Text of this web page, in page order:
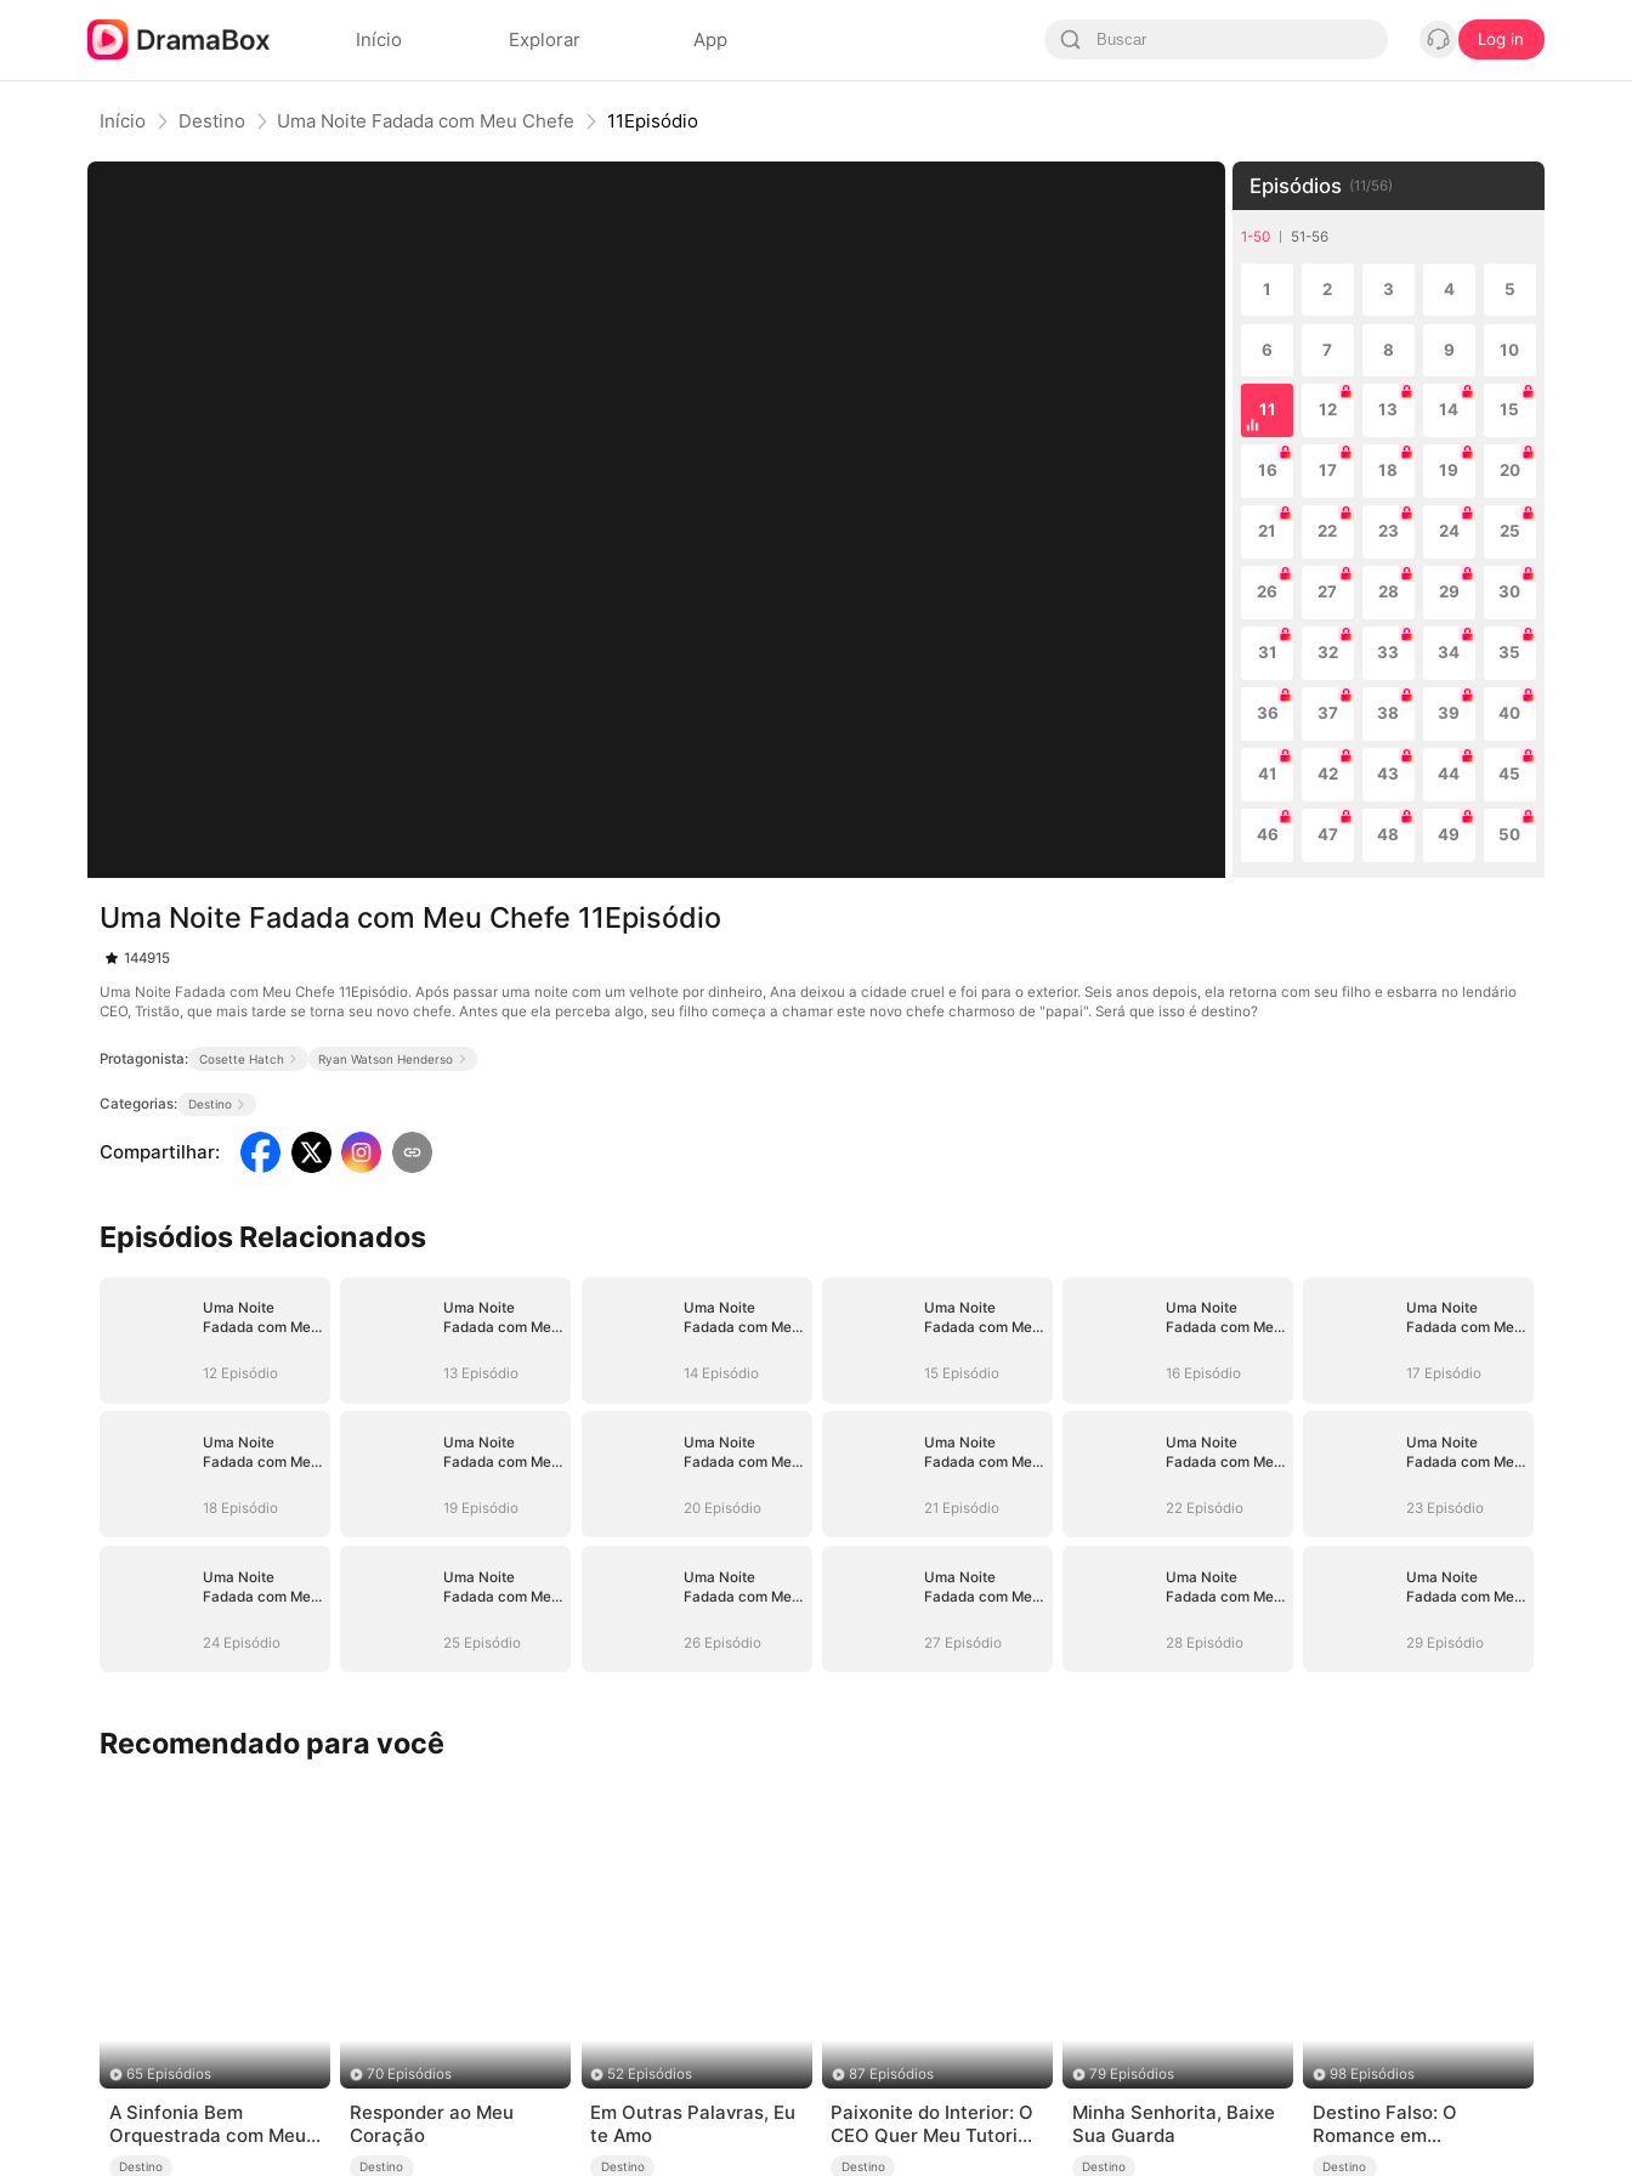
Início Explorar App Log in
Início Destino Uma Noite Fadada com Meu Chefe 11Episódio
Episódios (11/56)
1-50 51-56
1 2 3 4 5
6 7 8 9 10
11 12 13 14 15
16 17 18 19 20
21 22 23 24 25
26 27 28 29 30
31 32 33 34 35
36 37 38 39 40
41 42 43 44 45
46 47 48 49 50
Uma Noite Fadada com Meu Chefe 11Episódio
144915
Uma Noite Fadada com Meu Chefe 11Episódio. Após passar uma noite com um velhote por dinheiro, Ana deixou a cidade cruel e foi para o exterior. Seis anos depois, ela retorna com seu filho e esbarra no lendário
CEO, Tristão, que mais tarde se torna seu novo chefe. Antes que ela perceba algo, seu filho começa a chamar este novo chefe charmoso de "papai". Será que isso é destino?
Protagonista: Cosette Hatch Ryan Watson Henderso
Categorias: Destino
Compartilhar:
Episódios Relacionados
Uma Noite
Fadada com Meu
12 Episódio
Uma Noite
Fadada com Meu
13 Episódio
Uma Noite
Fadada com Meu
14 Episódio
Uma Noite
Fadada com Meu
15 Episódio
Uma Noite
Fadada com Meu
16 Episódio
Uma Noite
Fadada com Meu
17 Episódio
Uma Noite
Fadada com Meu
18 Episódio
Uma Noite
Fadada com Meu
19 Episódio
Uma Noite
Fadada com Meu
20 Episódio
Uma Noite
Fadada com Meu
21 Episódio
Uma Noite
Fadada com Meu
22 Episódio
Uma Noite
Fadada com Meu
23 Episódio
Uma Noite
Fadada com Meu
24 Episódio
Uma Noite
Fadada com Meu
25 Episódio
Uma Noite
Fadada com Meu
26 Episódio
Uma Noite
Fadada com Meu
27 Episódio
Uma Noite
Fadada com Meu
28 Episódio
Uma Noite
Fadada com Meu
29 Episódio
Recomendado para você
65 Episódios
A Sinfonia Bem
Orquestrada com Meu
Patrão
Destino
70 Episódios
Responder ao Meu
Coração
Destino
52 Episódios
Em Outras Palavras, Eu
te Amo
Destino
87 Episódios
Paixonite do Interior: O
CEO Quer Meu Tutorial
de Novo
Destino
79 Episódios
Minha Senhorita, Baixe
Sua Guarda
Destino
98 Episódios
Destino Falso: O
Romance em
Descompasso
Destino